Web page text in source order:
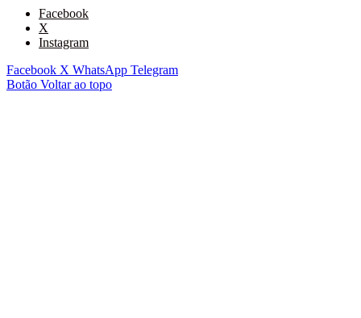
Facebook
X
Instagram
Facebook X WhatsApp Telegram
Botão Voltar ao topo